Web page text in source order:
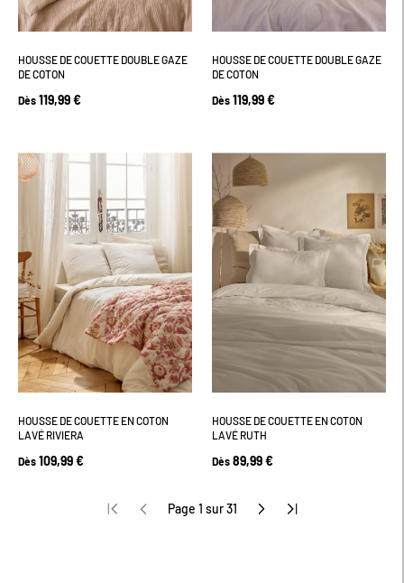
HOUSSE DE COUETTE DOUBLE GAZE
DE COTON
Dès 119,99 €
HOUSSE DE COUETTE DOUBLE GAZE
DE COTON
Dès 119,99 €
HOUSSE DE COUETTE EN COTON
LAVÉ RIVIERA
Dès 109,99 €
HOUSSE DE COUETTE EN COTON
LAVÉ RUTH
Dès 89,99 €
Page 1 sur 31